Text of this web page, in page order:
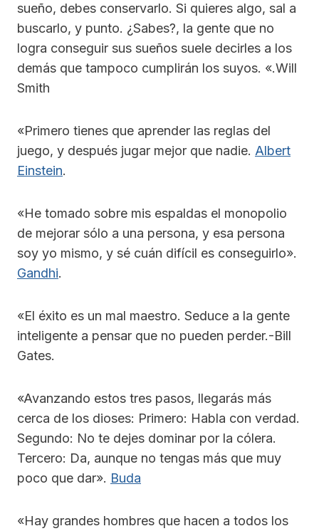
sueño, debes conservarlo. Si quieres algo, sal a
buscarlo, y punto. ¿Sabes?, la gente que no
logra conseguir sus sueños suele decirles a los
demás que tampoco cumplirán los suyos. «.Will
Smith
«Primero tienes que aprender las reglas del
juego, y después jugar mejor que nadie. Albert
Einstein.
«He tomado sobre mis espaldas el monopolio
de mejorar sólo a una persona, y esa persona
soy yo mismo, y sé cuán difícil es conseguirlo».
Gandhi.
«El éxito es un mal maestro. Seduce a la gente
inteligente a pensar que no pueden perder.-Bill
Gates.
«Avanzando estos tres pasos, llegarás más
cerca de los dioses: Primero: Habla con verdad.
Segundo: No te dejes dominar por la cólera.
Tercero: Da, aunque no tengas más que muy
poco que dar». Buda
«Hay grandes hombres que hacen a todos los